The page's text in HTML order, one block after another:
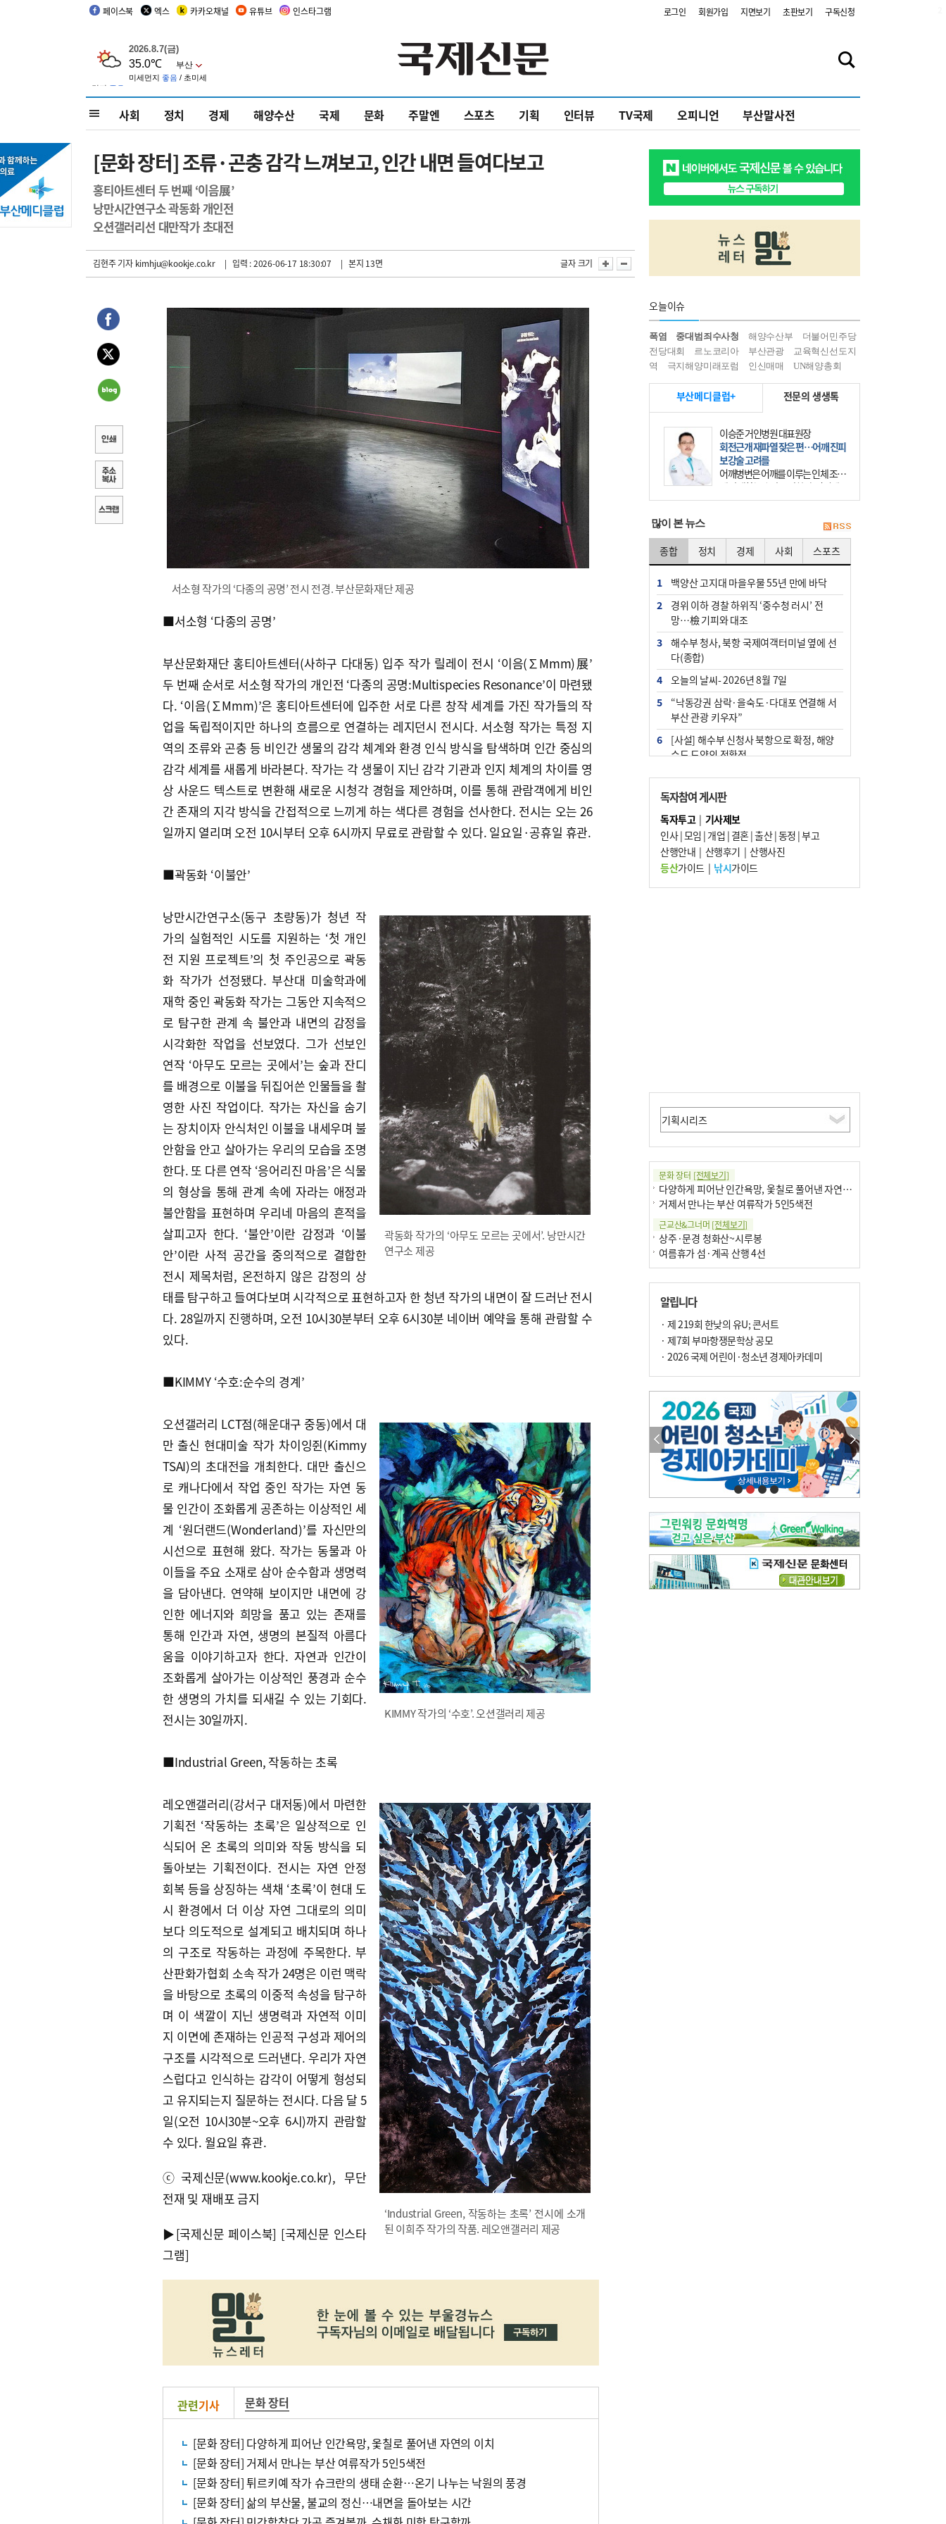
페이스북 엑스 카카오채널 유튜브 인스타그램 로그인 회원가입 지면보기 초판보기 구독신청
사회 정치 경제 해양수산 국제 문화 주말엔 스포츠 기획 인터뷰 TV국제 오피니언 부산말사전
[문화 장터] 조류·곤충 감각 느껴보고, 인간 내면 들여다보고
홍티아트센터 두 번째 ‘이음展’
낭만시간연구소 곽동화 개인전
오션갤러리선 대만작가 초대전
김현주 기자kimhju@kookje.co.kr | 입력 : 2026-06-17 18:30:07 | 본지 13면 글자 크기
서소형 작가의 ‘다종의 공명’ 전시 전경. 부산문화재단 제공
■서소형 ‘다종의 공명’
부산문화재단 홍티아트센터(사하구 다대동) 입주 작가 릴레이 전시 ‘이음(∑Mmm)展’
두 번째 순서로 서소형 작가의 개인전 ‘다종의 공명:Multispecies Resonance’이 마련됐
다. ‘이음(∑Mmm)’은 홍티아트센터에 입주한 서로 다른 창작 세계를 가진 작가들의 작
업을 독립적이지만 하나의 흐름으로 연결하는 레지던시 전시다. 서소형 작가는 특정 지
역의 조류와 곤충 등 비인간 생물의 감각 체계와 환경 인식 방식을 탐색하며 인간 중심의
감각 세계를 새롭게 바라본다. 작가는 각 생물이 지닌 감각 기관과 인지 체계의 차이를 영
상 사운드 텍스트로 변환해 새로운 시청각 경험을 제안하며, 이를 통해 관람객에게 비인
간 존재의 지각 방식을 간접적으로 느끼게 하는 색다른 경험을 선사한다. 전시는 오는 26
일까지 열리며 오전 10시부터 오후 6시까지 무료로 관람할 수 있다. 일요일·공휴일 휴관.
■곽동화 ‘이불안’
곽동화 작가의 ‘아무도 모르는 곳에서’. 낭만시간
연구소 제공
낭만시간연구소(동구 초량동)가 청년 작
가의 실험적인 시도를 지원하는 ‘첫 개인
전 지원 프로젝트’의 첫 주인공으로 곽동
화 작가가 선정됐다. 부산대 미술학과에
재학 중인 곽동화 작가는 그동안 지속적으
로 탐구한 관계 속 불안과 내면의 감정을
시각화한 작업을 선보였다. 그가 선보인
연작 ‘아무도 모르는 곳에서’는 숲과 잔디
를 배경으로 이불을 뒤집어쓴 인물들을 촬
영한 사진 작업이다. 작가는 자신을 숨기
는 장치이자 안식처인 이불을 내세우며 불
안함을 안고 살아가는 우리의 모습을 조명
한다. 또 다른 연작 ‘응어리진 마음’은 식물
의 형상을 통해 관계 속에 자라는 애정과
불안함을 표현하며 우리네 마음의 흔적을
살피고자 한다. ‘불안’이란 감정과 ‘이불
안’이란 사적 공간을 중의적으로 결합한
전시 제목처럼, 온전하지 않은 감정의 상
태를 탐구하고 들여다보며 시각적으로 표현하고자 한 청년 작가의 내면이 잘 드러난 전시
다. 28일까지 진행하며, 오전 10시30분부터 오후 6시30분 네이버 예약을 통해 관람할 수
있다.
■KIMMY ‘수호:순수의 경계’
KIMMY 작가의 ‘수호’. 오션갤러리 제공
오션갤러리 LCT점(해운대구 중동)에서 대
만 출신 현대미술 작가 차이잉쥔(Kimmy
TSAI)의 초대전을 개최한다. 대만 출신으
로 캐나다에서 작업 중인 작가는 자연 동
물 인간이 조화롭게 공존하는 이상적인 세
계 ‘원더랜드(Wonderland)’를 자신만의
시선으로 표현해 왔다. 작가는 동물과 아
이들을 주요 소재로 삼아 순수함과 생명력
을 담아낸다. 연약해 보이지만 내면에 강
인한 에너지와 희망을 품고 있는 존재를
통해 인간과 자연, 생명의 본질적 아름다
움을 이야기하고자 한다. 자연과 인간이
조화롭게 살아가는 이상적인 풍경과 순수
한 생명의 가치를 되새길 수 있는 기회다.
전시는 30일까지.
■Industrial Green, 작동하는 초록
‘Industrial Green, 작동하는 초록’ 전시에 소개
된 이희주 작가의 작품. 레오앤갤러리 제공
레오앤갤러리(강서구 대저동)에서 마련한
기획전 ‘작동하는 초록’은 일상적으로 인
식되어 온 초록의 의미와 작동 방식을 되
돌아보는 기획전이다. 전시는 자연 안정
회복 등을 상징하는 색채 ‘초록’이 현대 도
시 환경에서 더 이상 자연 그대로의 의미
보다 의도적으로 설계되고 배치되며 하나
의 구조로 작동하는 과정에 주목한다. 부
산판화가협회 소속 작가 24명은 이런 맥락
을 바탕으로 초록의 이중적 속성을 탐구하
며 이 색깔이 지닌 생명력과 자연적 이미
지 이면에 존재하는 인공적 구성과 제어의
구조를 시각적으로 드러낸다. 우리가 자연
스럽다고 인식하는 감각이 어떻게 형성되
고 유지되는지 질문하는 전시다. 다음 달 5
일(오전 10시30분~오후 6시)까지 관람할
수 있다. 월요일 휴관.
ⓒ국제신문(www.kookje.co.kr), 무단
전재 및 재배포 금지
▶[국제신문 페이스북] [국제신문 인스타
그램]
관련기사 문화 장터
[문화 장터] 다양하게 피어난 인간욕망, 옻칠로 풀어낸 자연의 이치
[문화 장터] 거제서 만나는 부산 여류작가 5인5색전
[문화 장터] 튀르키예 작가 슈크란의 생태 순환…온기 나누는 낙원의 풍경
[문화 장터] 삶의 부산물, 불교의 정신…내면을 돌아보는 시간
오늘이슈
폭염 중대범죄수사청 해양수산부
더불어민주당
전당대회
르노코리아 부산관광
교육혁신선도지
역
극지해양미래포럼 인신매매 UN해양총회
부산메디클럽+ 전문의 생생톡
이승준 거인병원 대표원장
회전근개 재파열 잦은 편…어깨 진피
보강술 고려를
어깨병변은 어깨를 이루는 인체 조직
에 발생하는 손상을 말한다. 여기에
는 오십견과 회전근개 증후군, 어깨
많이 본 뉴스
종합 정치 경제 사회 스포츠
1
백양산 고지대 마을우물 55년 만에 바닥
2
경위 이하 경찰 하위직 ‘중수청 러시’ 전
망…檢 기피와 대조
3
해수부 청사, 북항 국제여객터미널 옆에 선
다(종합)
4
오늘의 날씨- 2026년 8월 7일
5
“낙동강권 삼락·을숙도·다대포 연결해 서
부산 관광 키우자”
6
[사설] 해수부 신청사 북항으로 확정, 해양
수도 도약의 전환점
7
피란마을 67년 역사인데…전교생 24명 아
미초 통폐합 기로
8
부울경 주말부터 비소식…‘극한 폭염’ 한풀
꺾일 듯
9
외국인 선원 ‘인신매매 경유지’ 된 부산…
우려가 현실로
10 부산 청소년 극지탐험대 8인, 열흘간 북극
독자참여 게시판
독자투고| 기사제보
인사|모임 | 개업 | 결혼|출산|동정 |부고
산행안내 | 산행후기 | 산행사진
등산가이드| 낚시가이드
문화 장터 [전체보기]
다양하게 피어난 인간욕망, 옻칠로 풀어낸 자연의 이치
거제서 만나는 부산 여류작가 5인5색전
근교산&그너머 [전체보기]
상주·문경 청화산~시루봉
여름휴가 섬·계곡 산행 4선
알립니다
· 제 219회 한낮의 유U; 콘서트
· 제7회 부마항쟁문학상 공모
· 2026 국제 어린이·청소년 경제아카데미